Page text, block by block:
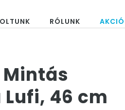
RÓLUNK AKCIÓ
46 cm